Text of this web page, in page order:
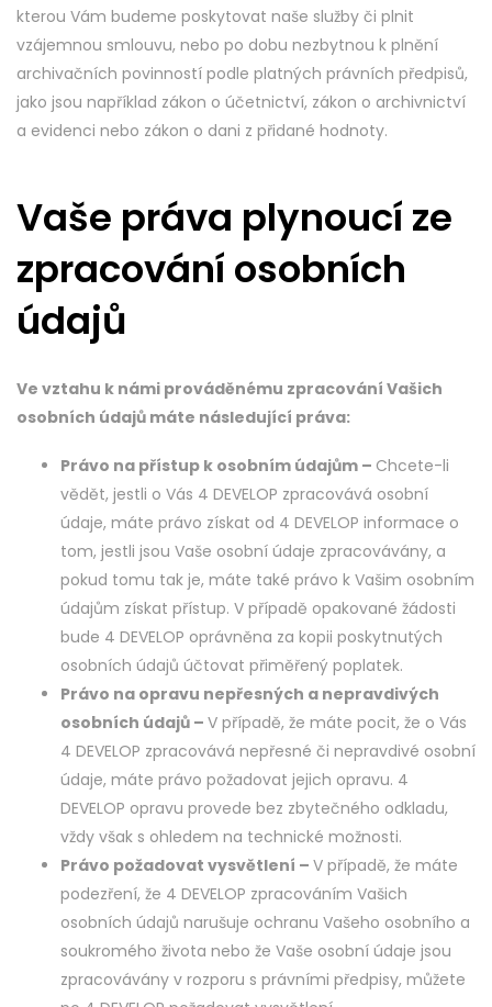
kterou Vám budeme poskytovat naše služby či plnit
vzájemnou smlouvu, nebo po dobu nezbytnou k plnění
archivačních povinností podle platných právních předpisů,
jako jsou například zákon o účetnictví, zákon o archivnictví
a evidenci nebo zákon o dani z přidané hodnoty.
Vaše práva plynoucí ze
zpracování osobních
údajů
Ve vztahu k námi prováděnému zpracování Vašich
osobních údajů máte následující práva:
Právo na přístup k osobním údajům – Chcete-li
vědět, jestli o Vás 4 DEVELOP zpracovává osobní
údaje, máte právo získat od 4 DEVELOP informace o
tom, jestli jsou Vaše osobní údaje zpracovávány, a
pokud tomu tak je, máte také právo k Vašim osobním
údajům získat přístup. V případě opakované žádosti
bude 4 DEVELOP oprávněna za kopii poskytnutých
osobních údajů účtovat přiměřený poplatek.
Právo na opravu nepřesných a nepravdivých
osobních údajů – V případě, že máte pocit, že o Vás
4 DEVELOP zpracovává nepřesné či nepravdivé osobní
údaje, máte právo požadovat jejich opravu. 4
DEVELOP opravu provede bez zbytečného odkladu,
vždy však s ohledem na technické možnosti.
Právo požadovat vysvětlení – V případě, že máte
podezření, že 4 DEVELOP zpracováním Vašich
osobních údajů narušuje ochranu Vašeho osobního a
soukromého života nebo že Vaše osobní údaje jsou
zpracovávány v rozporu s právními předpisy, můžete